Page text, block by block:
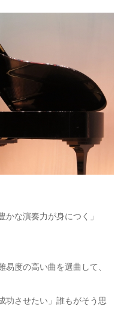
かな演奏力が身につく」
度の高い曲を選曲して、
功させたい」誰もがそう思